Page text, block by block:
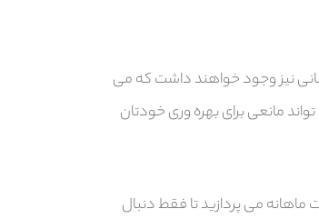
نیز وجود خواهند داشت که می
مانعی برای بهره وری خودتان
می پردازید تا فقط دنبال